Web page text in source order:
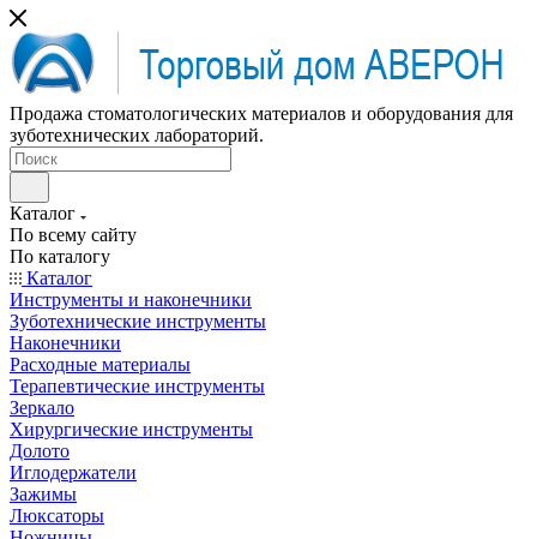
Продажа стоматологических материалов и оборудования для
зуботехнических лабораторий.
Каталог
По всему сайту
По каталогу
Каталог
Инструменты и наконечники
Зуботехнические инструменты
Наконечники
Расходные материалы
Терапевтические инструменты
Зеркало
Хирургические инструменты
Долото
Иглодержатели
Зажимы
Люксаторы